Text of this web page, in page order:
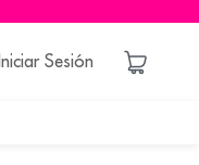
Iniciar Sesión